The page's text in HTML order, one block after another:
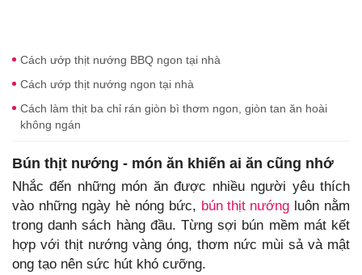
Cách ướp thịt nướng BBQ ngon tại nhà
Cách ướp thịt nướng ngon tại nhà
Cách làm thịt ba chỉ rán giòn bì thơm ngon, giòn tan ăn hoài
không ngán
Bún thịt nướng - món ăn khiến ai ăn cũng nhớ
Nhắc đến những món ăn được nhiều người yêu thích
vào những ngày hè nóng bức, bún thịt nướng luôn nằm
trong danh sách hàng đầu. Từng sợi bún mềm mát kết
hợp với thịt nướng vàng óng, thơm nức mùi sả và mật
ong tạo nên sức hút khó cưỡng.